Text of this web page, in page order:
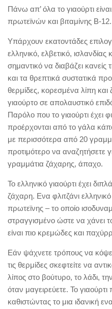
Πάνω απ’ όλα το γιαούρτι
πρωτεϊνών και βιταμίνης Β-12.
Υπάρχουν εκατοντάδες
ελληνικό, ελβετικό, ισλανδίας
σημαντικό να διαβάζει κανείς
και τα θρεπτικά συστατικά
θερμίδες, κορεσμένα λίπη
γιαούρτο σε απολαυστικό
Παρόλο που το γιαούρτι έχει
προέρχονται από το γάλα
με περισσότερα από 20
προτιμότερο να αναζητήσετε
γραμμάτια ζάχαρης, άπαχο.
Το ελληνικό γιαούρτι έχει
ζάχαρη. Ενα φλιτζάνι
πρωτεϊνης – το οποίο
στραγγισμένο ώστε να χάνει
είναι πιο κρεμώδες και
Eάν ψάχνετε τρόπους να
τις θερμίδες σκεφτείτε να
λίπος στο βούτυρο, το λάδι,
όταν μαγειρεύετε. Το
καθιστώντας το μια ιδανική